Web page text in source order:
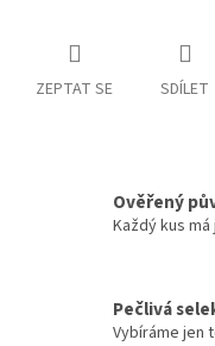
ZEPTAT SE SDÍLET
Ověřený
Každý kus
Pečlivá
Vybíráme jen